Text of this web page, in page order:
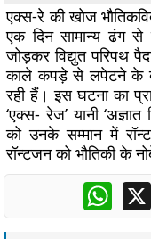
एक्स-रे की खोज
एक दिन सामान्य ढंग से
जोड़कर विद्युत परिपथ
काले कपड़े से लपेटने के
रही हैं। इस घटना का
‘एक्स- रेज’ यानी
को उनके सम्मान में
रॉन्टजन को भौतिकी के
X